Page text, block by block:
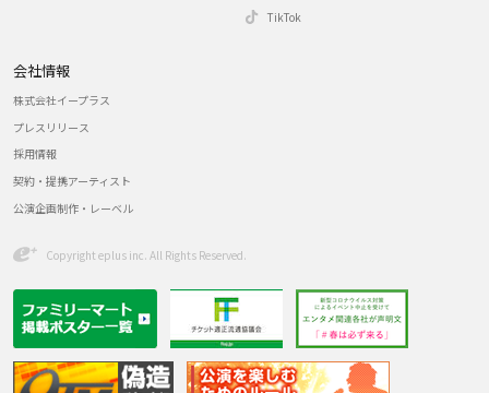
TikTok
会社情報
株式会社イープラス
プレスリリース
採用情報
契約・提携アーティスト
公演企画制作・レーベル
Copyright eplus inc. All Rights Reserved.